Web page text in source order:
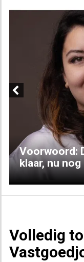
Voorwoord:
klaar, nu nog
Volledig